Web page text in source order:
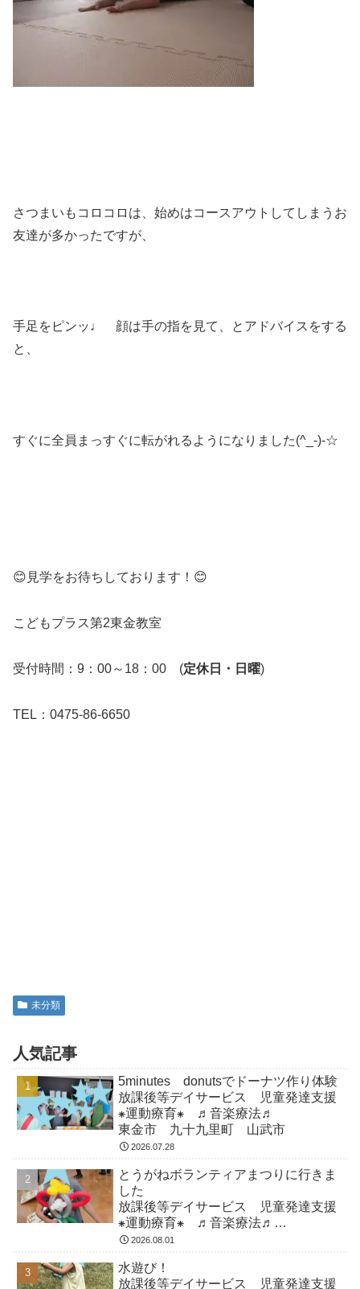
さつまいもコロコロは、始めはコースアウトしてしまうお
友達が多かったですが、
手足をピンッ♩ 顔は手の指を見て、とアドバイスをする
と、
すぐに全員まっすぐに転がれるようになりました(^_-)-☆
😊見学をお待ちしております！😊
こどもプラス第2東金教室
受付時間：9：00～18：00 (定休日・日曜)
TEL：0475-86-6650
未分類
人気記事
5minutes donutsでドーナツ作り体験
放課後等デイサービス 児童発達支援
⁕運動療育⁕ ♬音楽療法♬
東金市 九十九里町 山武市
2026.07.28
とうがねボランティアまつりに行きま
した
放課後等デイサービス 児童発達支援
⁕運動療育⁕ ♬音楽療法♬
東金市 九十九里町 山武市
2026.08.01
水遊び！
放課後等デイサービス 児童発達支援